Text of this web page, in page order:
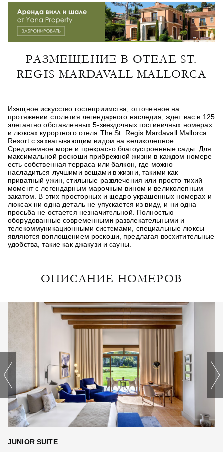
РАЗМЕЩЕНИЕ В ОТЕЛЕ ST.
REGIS MARDAVALL MALLORCA
Изящное искусство гостеприимства, отточенное на
протяжении столетия легендарного наследия, ждет вас в 125
элегантно обставленных 5-звездочных гостиничных номерах
и люксах курортного отеля The St. Regis Mardavall Mallorca
Resort с захватывающим видом на великолепное
Средиземное море и прекрасно благоустроенные сады. Для
максимальной роскоши прибрежной жизни в каждом номере
есть собственная терраса или балкон, где можно
насладиться лучшими вещами в жизни, такими как
приватный ужин, стильные развлечения или просто тихий
момент с легендарным марочным вином и великолепным
закатом. В этих просторных и щедро украшенных номерах и
люксах ни одна деталь не упускается из виду, и ни одна
просьба не остается незначительной. Полностью
оборудованные современными развлекательными и
телекоммуникационными системами, специальные люксы
являются воплощением роскоши, предлагая восхитительные
удобства, такие как джакузи и сауны.
ОПИСАНИЕ НОМЕРОВ
JUNIOR SUITE